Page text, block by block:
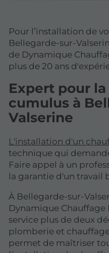
Pour l’installation de
Bellegarde-sur-
de Dynamique
plus de 20 ans
Expert pour
cumulus à
Valserine
L'installation d'un
technique qui
Faire appel à un
la garantie d'un travail
À Bellegarde-sur-
Dynamique
service plus de deux
plomberie et
permet de maîtriser